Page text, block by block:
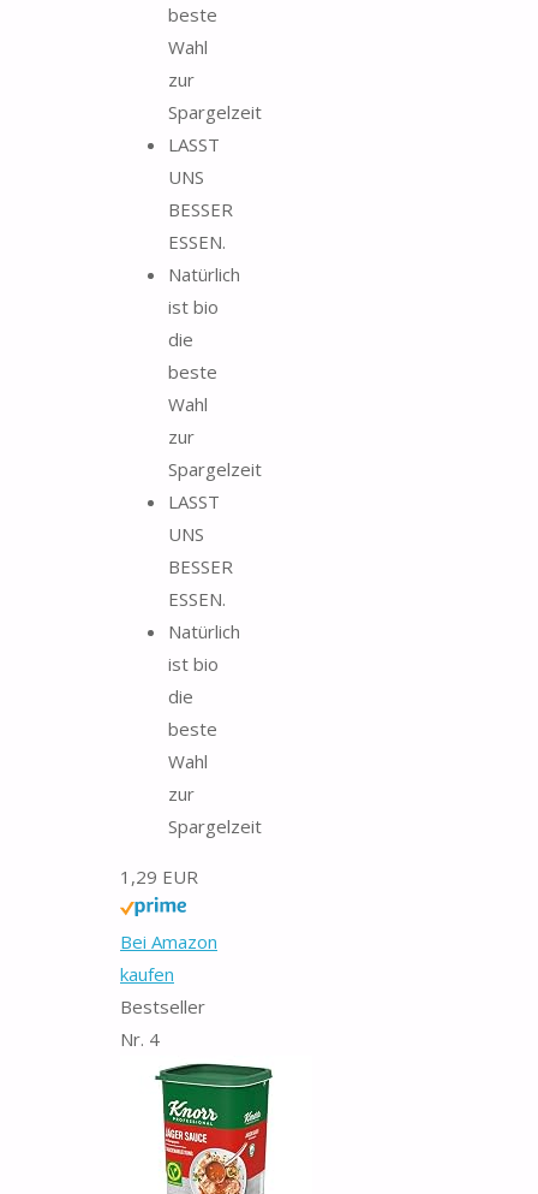
beste
Wahl
zur
Spargelzeit
LASST
UNS
BESSER
ESSEN.
Natürlich
ist bio
die
beste
Wahl
zur
Spargelzeit
LASST
UNS
BESSER
ESSEN.
Natürlich
ist bio
die
beste
Wahl
zur
Spargelzeit
1,29 EUR
Bei Amazon
kaufen
Bestseller
Nr. 4